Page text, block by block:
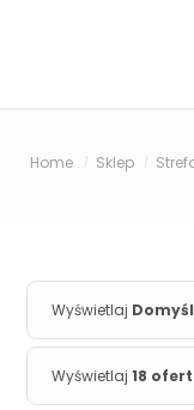
Home / Sklep /
Wyświetlaj
Wyświetlaj18